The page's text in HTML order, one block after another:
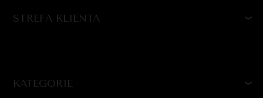
STREFA KLIENTA
KATEGORIE